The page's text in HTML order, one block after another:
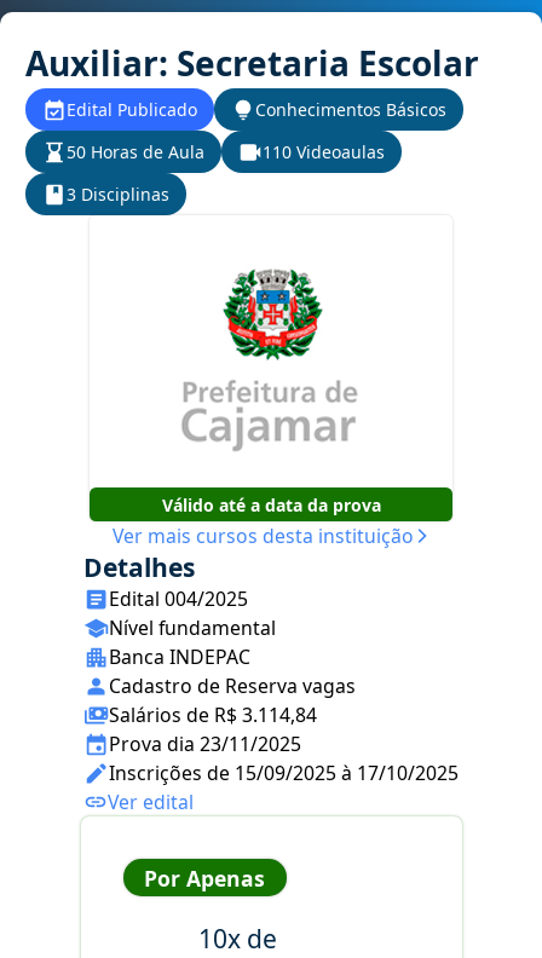
Auxiliar: Secretaria Escolar
Edital Publicado
Conhecimentos Básicos
50 Horas de Aula
110 Videoaulas
3 Disciplinas
Válido até a data da prova
Ver mais cursos desta instituição
Detalhes
Edital 004/2025
Nível fundamental
Banca INDEPAC
Cadastro de Reserva vagas
Salários de R$ 3.114,84
Prova dia 23/11/2025
Inscrições de 15/09/2025 à 17/10/2025
Ver edital
Por Apenas
10x de